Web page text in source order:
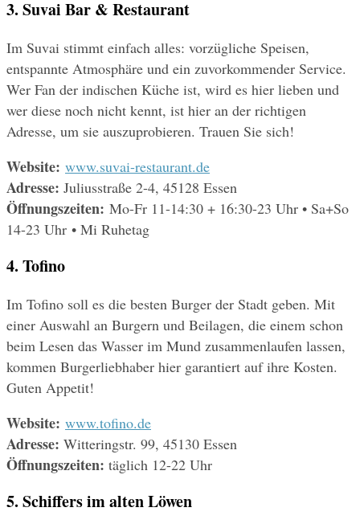
3. Suvai Bar & Restaurant
Im Suvai stimmt einfach alles: vorzügliche Speisen,
entspannte Atmosphäre und ein zuvorkommender Service.
Wer Fan der indischen Küche ist, wird es hier lieben und
wer diese noch nicht kennt, ist hier an der richtigen
Adresse, um sie auszuprobieren. Trauen Sie sich!
Website: www.suvai-restaurant.de
Adresse: Juliusstraße 2-4, 45128 Essen
Öffnungszeiten: Mo-Fr 11-14:30 + 16:30-23 Uhr • Sa+So
14-23 Uhr • Mi Ruhetag
4. Tofino
Im Tofino soll es die besten Burger der Stadt geben. Mit
einer Auswahl an Burgern und Beilagen, die einem schon
beim Lesen das Wasser im Mund zusammenlaufen lassen,
kommen Burgerliebhaber hier garantiert auf ihre Kosten.
Guten Appetit!
Website: www.tofino.de
Adresse: Witteringstr. 99, 45130 Essen
Öffnungszeiten: täglich 12-22 Uhr
5. Schiffers im alten Löwen